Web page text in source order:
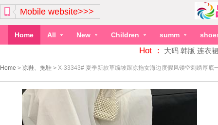
Mobile website>>>
Home All New Children summ
Hot ： 大码 韩版 连衣
Home > 凉鞋、拖鞋 > X-33343# 夏季新款草编坡跟凉拖女海边度假风镂空刺绣厚底